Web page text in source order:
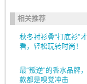
相关推荐
秋冬衬衫叠“打底衫”
看，轻松玩转时尚！
最“叛逆”的香水品牌
款都是嗅觉冲击